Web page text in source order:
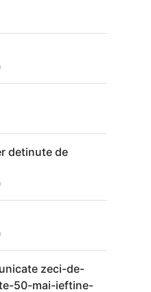
detinute de
zeci-de-
50-mai-ieftine-